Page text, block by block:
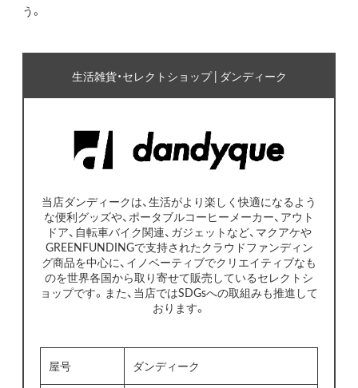
う。
生活雑貨・セレクトショップ | ダンディーク
当店ダンディークは、生活がより楽しく快適になるよう
な便利グッズや、ポータブルコーヒーメーカー、アウト
ドア、自転車バイク関連、ガジェットなど、マクアケや
GREENFUNDINGで支持されたクラウドファンディン
グ商品を中心に、イノベーティブでクリエイティブなも
のを世界各国から取り寄せて販売しているセレクトシ
ョップです。また、当店ではSDGsへの取組みも推進して
おります。
屋号 ダンディーク